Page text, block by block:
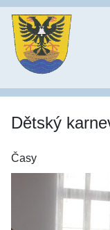
Dětský
Časy